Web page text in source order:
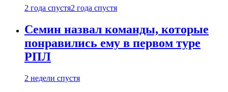
2 года спустя2 года спустя
Семин назвал команды, которые
понравились ему в первом туре
РПЛ
2 недели спустя